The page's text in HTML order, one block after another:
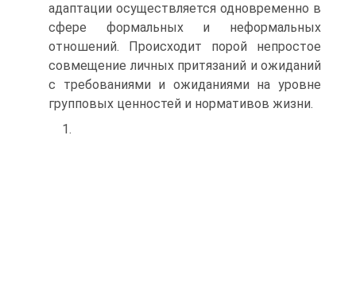
адаптации осуществляется одновременно в
сфере формальных и неформальных
отношений. Происходит порой непростое
совмещение личных притязаний и ожиданий
с требованиями и ожиданиями на уровне
групповых ценностей и нормативов жизни.
1.